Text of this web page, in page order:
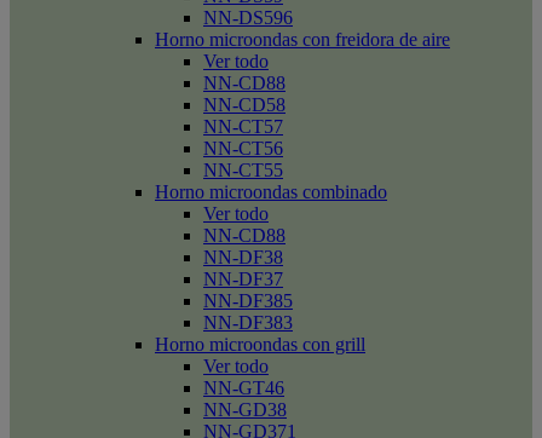
NN-DS596
Horno microondas con freidora de aire
Ver todo
NN-CD88
NN-CD58
NN-CT57
NN-CT56
NN-CT55
Horno microondas combinado
Ver todo
NN-CD88
NN-DF38
NN-DF37
NN-DF385
NN-DF383
Horno microondas con grill
Ver todo
NN-GT46
NN-GD38
NN-GD371